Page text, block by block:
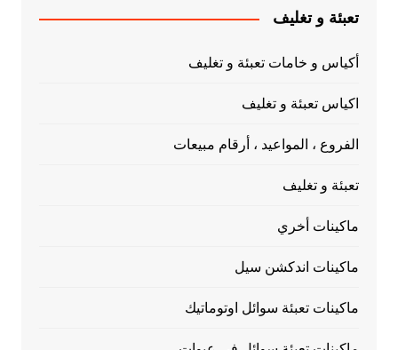
تعبئة و تغليف
أكياس و خامات تعبئة و تغليف
اكياس تعبئة و تغليف
الفروع ، المواعيد ، أرقام مبيعات
تعبئة و تغليف
ماكينات أخري
ماكينات اندكشن سيل
ماكينات تعبئة سوائل اوتوماتيك